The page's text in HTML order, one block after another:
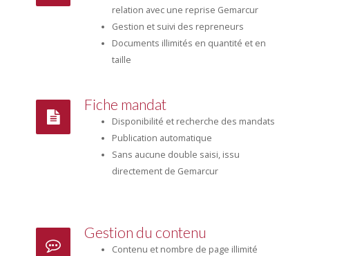
relation avec une reprise Gemarcur
Gestion et suivi des repreneurs
Documents illimités en quantité et en
taille
Fiche mandat
Disponibilité et recherche des mandats
Publication automatique
Sans aucune double saisi, issu
directement de Gemarcur
Gestion du contenu
Contenu et nombre de page illimité